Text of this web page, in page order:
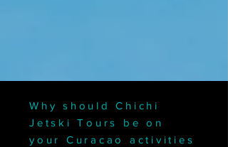
Why should Chichi
Jetski Tours be on
your Curacao activities